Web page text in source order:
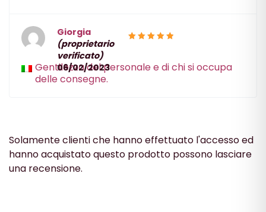
su 5
Giorgia
(proprietario
verificato)
06/02/2023
Gentilezza del personale e di chi si occupa
delle consegne.
Solamente clienti che hanno effettuato l'accesso ed
hanno acquistato questo prodotto possono lasciare
una recensione.